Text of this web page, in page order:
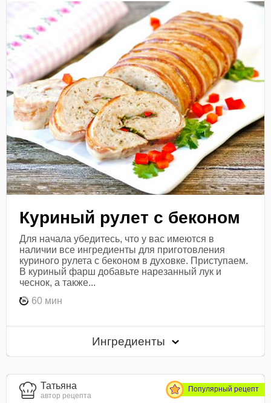
Куриный рулет с беконом
Для начала убедитесь, что у вас имеются в
наличии все ингредиенты для приготовления
куриного рулета с беконом в духовке. Приступаем.
В куриный фарш добавьте нарезанный лук и
чеснок, а также...
60 мин
Ингредиенты
Татьяна
автор рецепта
Популярный рецепт